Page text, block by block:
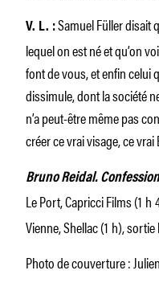
V. L. :Samuel Füller disait
lequel on est né et qu’on
font de vous, et enfin celui
dissimule, dont la société
n’a peut-être même pas
créer ce vrai visage, ce vrai
Bruno Reidal.
Le Port, Capricci Films (1 h
Vienne, Shellac (1 h),
Photo de couverture :